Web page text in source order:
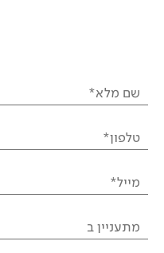
שם מלא*
טלפון*
מייל*
מתעניין ב